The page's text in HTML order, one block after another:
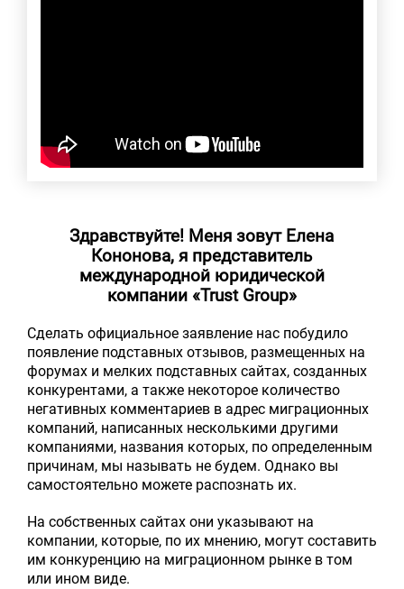
Здравствуйте! Меня зовут Елена
Кононова, я представитель
международной юридической
компании «Trust Group»
Сделать официальное заявление нас побудило
появление подставных отзывов, размещенных на
форумах и мелких подставных сайтах, созданных
конкурентами, а также некоторое количество
негативных комментариев в адрес миграционных
компаний, написанных несколькими другими
компаниями, названия которых, по определенным
причинам, мы называть не будем. Однако вы
самостоятельно можете распознать их.
На собственных сайтах они указывают на
компании, которые, по их мнению, могут составить
им конкуренцию на миграционном рынке в том
или ином виде.